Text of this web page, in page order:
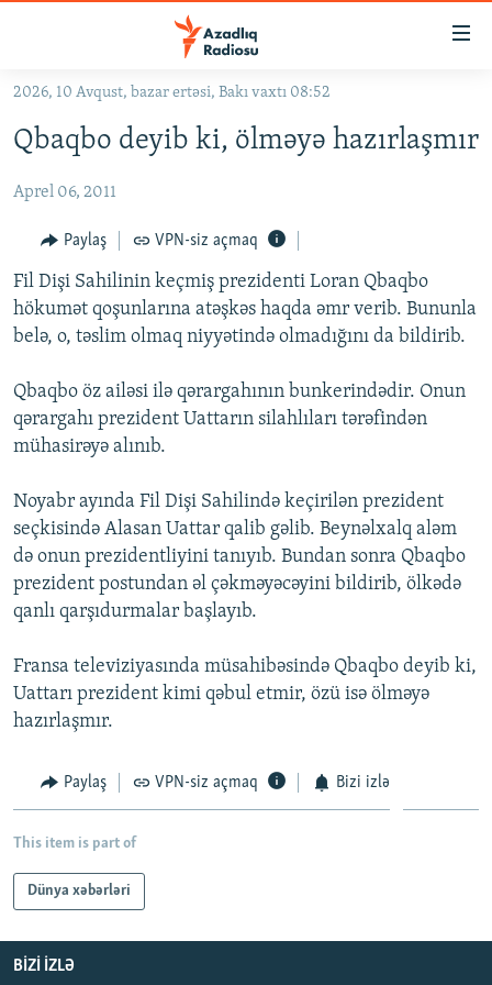
Əsas
qayıt
naviqasiyaya
Axtarışa
keç
#İZAHLA
KORRUPSIOMETR
#ƏSLINDƏ
FƏRQƏ BAX
QANUNI DOĞRU
MULTIMEDIA
VIDEO
İNFOQRAFIKA
KARIKATURA
RADIO ARXIV
AZƏRBAYCAN ƏDƏBIYYATI KITABXANASI
İSLAM VƏ DEMOKRATIYA
İZ - MƏDƏNIYYƏT PROQRAMI
MISSIYAMIZ
PEŞƏ ETIKASI VƏ JURNALISTIKA STANDARTLARIMIZ
MATERIALLARIMIZDAN ISTIFADƏ
BIZIMLƏ ƏLAQƏ
XƏBƏR BÜLLETENLƏRIMIZ
BIZI IZLƏ
2026, 10 Avqust, bazar ertəsi, Bakı vaxtı 08:52
Qbaqbo deyib ki, ölməyə hazırlaşmır
Aprel 06, 2011
Paylaş VPN-siz açmaq
Fil Dişi Sahilinin keçmiş prezidenti Loran Qbaqbo
hökumət qoşunlarına atəşkəs haqda əmr verib. Bununla
belə, o, təslim olmaq niyyətində olmadığını da bildirib.
Qbaqbo öz ailəsi ilə qərargahının bunkerindədir. Onun
qərargahı prezident Uattarın silahlıları tərəfindən
mühasirəyə alınıb.
Noyabr ayında Fil Dişi Sahilində keçirilən prezident
seçkisində Alasan Uattar qalib gəlib. Beynəlxalq aləm
də onun prezidentliyini tanıyıb. Bundan sonra Qbaqbo
prezident postundan əl çəkməyəcəyini bildirib, ölkədə
qanlı qarşıdurmalar başlayıb.
Fransa televiziyasında müsahibəsində Qbaqbo deyib ki,
Uattarı prezident kimi qəbul etmir, özü isə ölməyə
hazırlaşmır.
Paylaş VPN-siz açmaq Bizi izlə
This item is part of
Dünya xəbərləri
BIZI IZLƏ